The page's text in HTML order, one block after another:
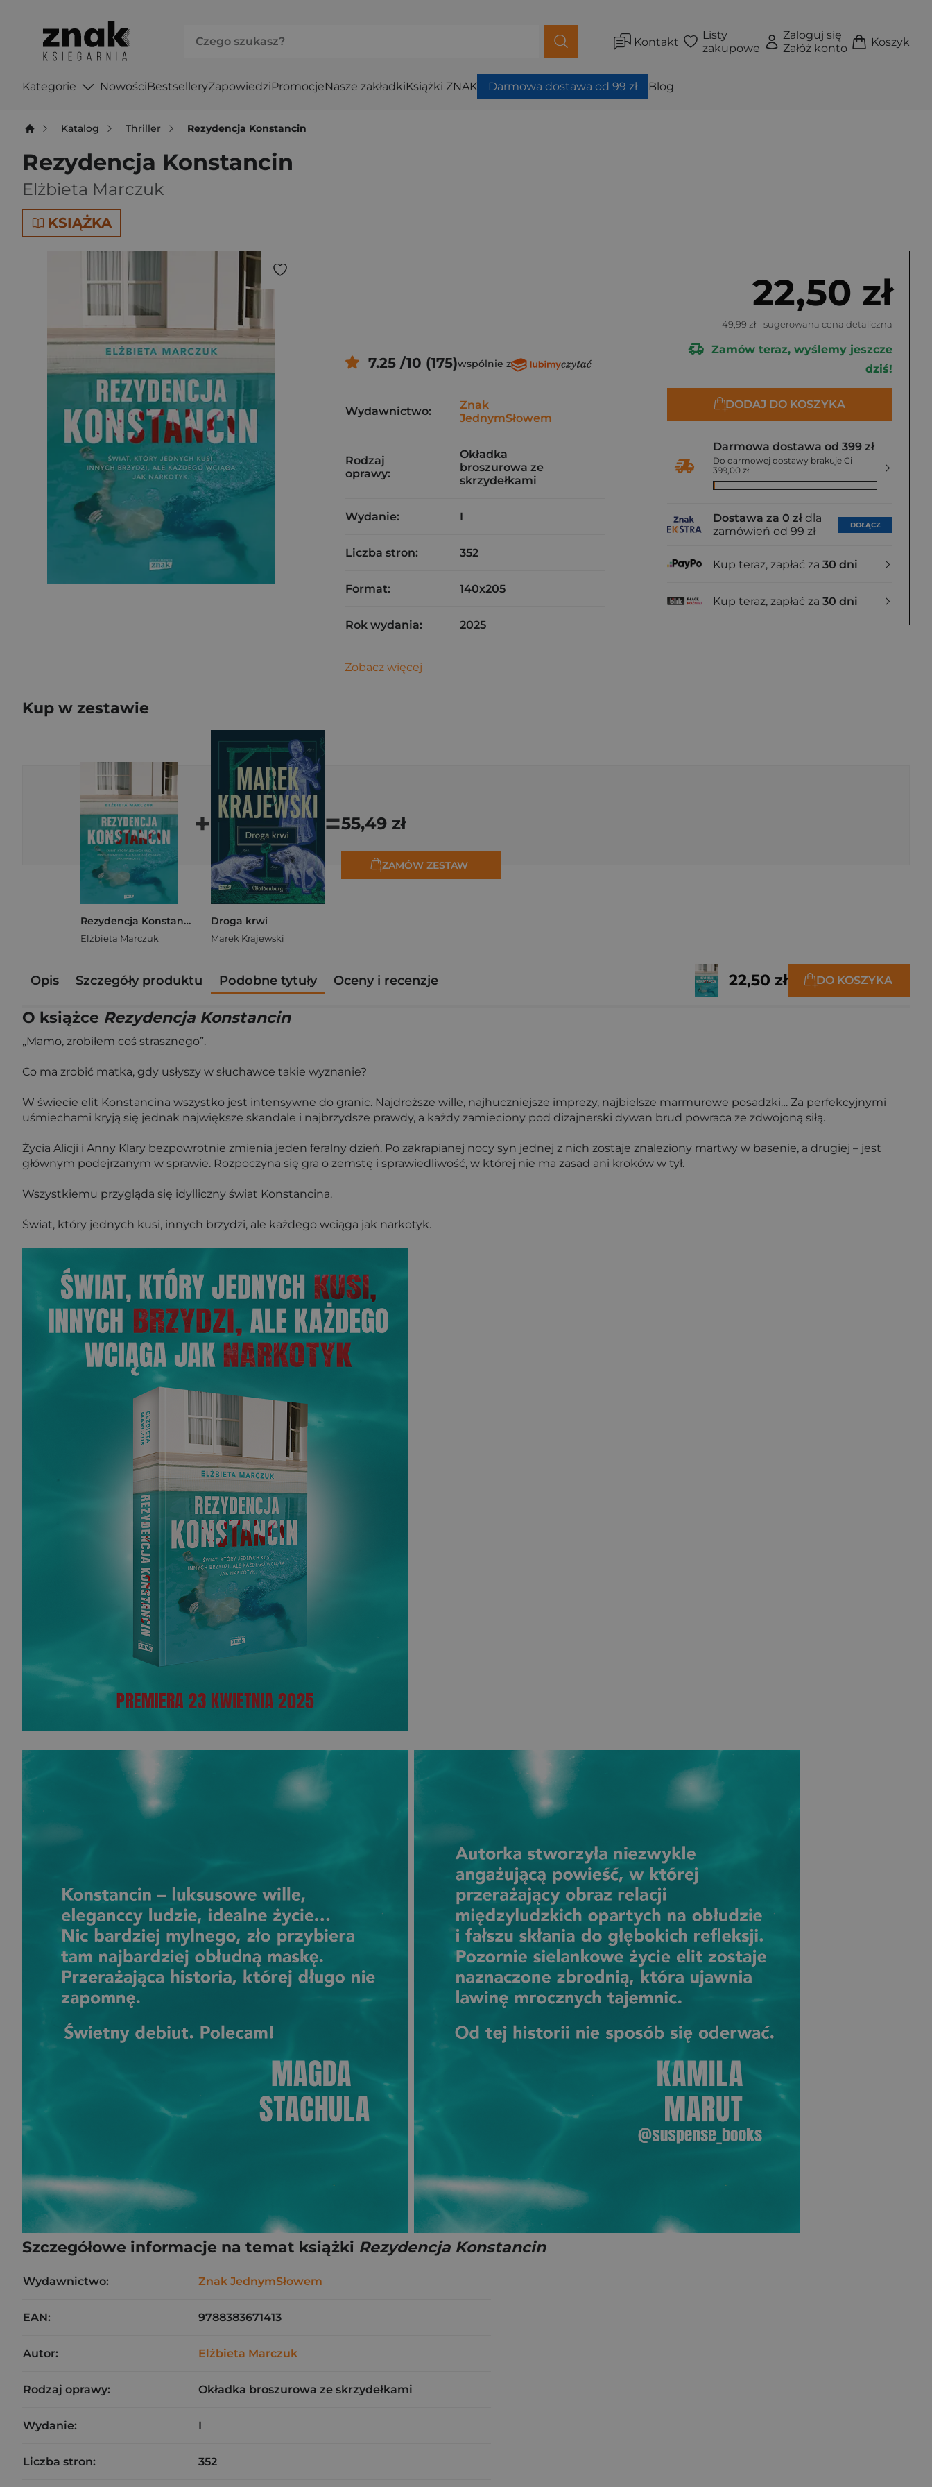
Kontakt
Listy
zakupowe
Zaloguj się
Załóż konto
Koszyk
Kategorie NowościBestselleryZapowiedziPromocjeNasze zakładkiKsiążki ZNAK Darmowa dostawa od 99 zł Blog
Katalog Thriller Rezydencja Konstancin
Rezydencja Konstancin
Elżbieta Marczuk
KSIĄŻKA
22,50 zł
49,99 zł - sugerowana cena detaliczna
Zamów teraz, wyślemy jeszcze
dziś!
DODAJ DO KOSZYKA
Darmowa dostawa od 399 zł
Do darmowej dostawy brakuje Ci
399,00 zł
Dostawa za 0 zł dla
zamówień od 99 zł
DOŁĄCZ
Kup teraz, zapłać za 30 dni
Kup teraz, zapłać za 30 dni
7.25 /10 (175)wspólnie z
Wydawnictwo:
Znak
JednymSłowem
Rodzaj
oprawy:
Okładka
broszurowa ze
skrzydełkami
Wydanie: I
Liczba stron: 352
Format: 140x205
Rok wydania: 2025
Zobacz więcej
Kup w zestawie
Rezydencja Konstancin
Elżbieta Marczuk
+
Droga krwi
Marek Krajewski
=55,49 zł
ZAMÓW ZESTAW
Opis Szczegóły produktu Podobne tytuły Oceny i recenzje 22,50 zł DO KOSZYKA
O książce Rezydencja Konstancin
„Mamo, zrobiłem coś strasznego”.
Co ma zrobić matka, gdy usłyszy w słuchawce takie wyznanie?
W świecie elit Konstancina wszystko jest intensywne do granic. Najdroższe wille, najhuczniejsze imprezy, najbielsze marmurowe posadzki… Za perfekcyjnymi
uśmiechami kryją się jednak największe skandale i najbrzydsze prawdy, a każdy zamieciony pod dizajnerski dywan brud powraca ze zdwojoną siłą.
Życia Alicji i Anny Klary bezpowrotnie zmienia jeden feralny dzień. Po zakrapianej nocy syn jednej z nich zostaje znaleziony martwy w basenie, a drugiej – jest
głównym podejrzanym w sprawie. Rozpoczyna się gra o zemstę i sprawiedliwość, w której nie ma zasad ani kroków w tył.
Wszystkiemu przygląda się idylliczny świat Konstancina.
Świat, który jednych kusi, innych brzydzi, ale każdego wciąga jak narkotyk.
Szczegółowe informacje na temat książki Rezydencja Konstancin
Wydawnictwo: Znak JednymSłowem
EAN: 9788383671413
Autor: Elżbieta Marczuk
Rodzaj oprawy: Okładka broszurowa ze skrzydełkami
Wydanie: I
Liczba stron: 352